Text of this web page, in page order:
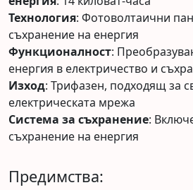
Технология: Фотоволтаични
съхранение на енергия
Функционалност:
енергия в електричество и
Изход: Трифазен, подходящ за
електрическата мрежа
Система за съхранение:
съхранение на енергия
Предимства: